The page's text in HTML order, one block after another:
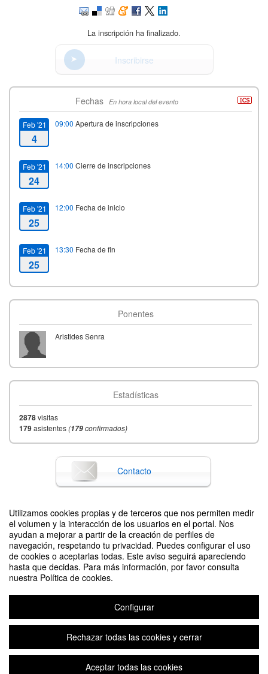
Utilizamos cookies propias y de terceros que nos permiten medir
el volumen y la interacción de los usuarios en el portal. Nos
ayudan a mejorar a partir de la creación de perfiles de
navegación, respetando tu privacidad. Puedes configurar el uso
de cookies o aceptarlas todas. Este aviso seguirá apareciendo
hasta que decidas. Para más información, por favor consulta
nuestra Política de cookies.
Configurar
Rechazar todas las cookies y cerrar
Aceptar todas las cookies
La inscripción ha finalizado.
Inscribirse
Fechas En hora local del evento
Feb '21
4
09:00 Apertura de inscripciones
Feb '21
24
14:00 Cierre de inscripciones
Feb '21
25
12:00 Fecha de inicio
Feb '21
25
13:30 Fecha de fin
Ponentes
Aristides Senra
Estadísticas
2878visitas
179asistentes(179confirmados)
Contacto
Difunde tu evento poniendo el siguiente código en tu sitio
Cómo llevar tu investigación al mercado
Organizado por Escuela Internacional de Doctorado de la UPM; Actúa UPM,